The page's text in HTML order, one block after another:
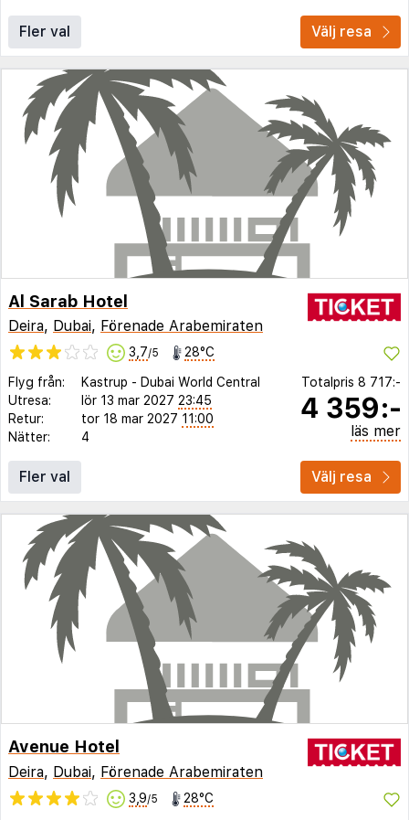
Fler val Välj resa
Al Sarab Hotel
Deira, Dubai, Förenade Arabemiraten
3,7/5 28°C
Flyg från: Kastrup - Dubai World Central
Utresa:
lör 13 mar 2027 23:45
Retur:
tor 18 mar 2027 11:00
Nätter:
4
Totalpris 8 717:-
4 359:-
läs mer
Fler val Välj resa
Avenue Hotel
Deira, Dubai, Förenade Arabemiraten
3,9/5 28°C